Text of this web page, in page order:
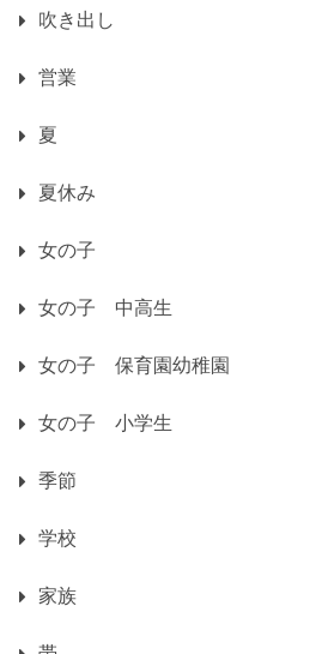
吹き出し
営業
夏
夏休み
女の子
女の子 中高生
女の子 保育園幼稚園
女の子 小学生
季節
学校
家族